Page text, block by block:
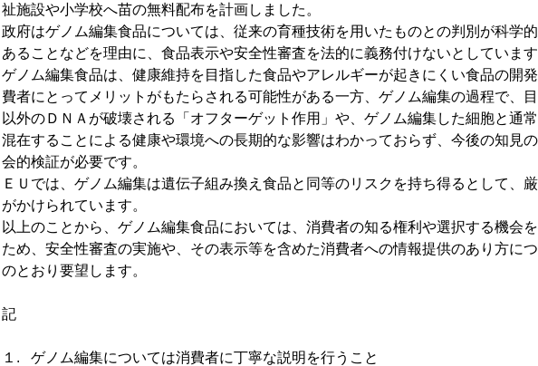
祉施設や小学校へ苗の無料配布を計画しました。
政府はゲノム編集食品については、従来の育種技術を用いたものとの判別が科学
あることなどを理由に、食品表示や安全性審査を法的に義務付けないとしています
ゲノム編集食品は、健康維持を目指した食品やアレルギーが起きにくい食品の開
費者にとってメリットがもたらされる可能性がある一方、ゲノム編集の過程で、
以外のＤＮＡが破壊される「オフターゲット作用」や、ゲノム編集した細胞と通
混在することによる健康や環境への長期的な影響はわかっておらず、今後の知見
会的検証が必要です。
ＥＵでは、ゲノム編集は遺伝子組み換え食品と同等のリスクを持ち得るとして、
がかけられています。
以上のことから、ゲノム編集食品においては、消費者の知る権利や選択する機会
ため、安全性審査の実施や、その表示等を含めた消費者への情報提供のあり方に
のとおり要望します。
記
１.	ゲノム編集については消費者に丁寧な説明を行うこと